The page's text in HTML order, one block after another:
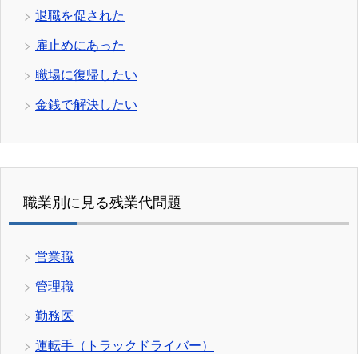
退職を促された
雇止めにあった
職場に復帰したい
金銭で解決したい
職業別に見る残業代問題
営業職
管理職
勤務医
運転手（トラックドライバー）